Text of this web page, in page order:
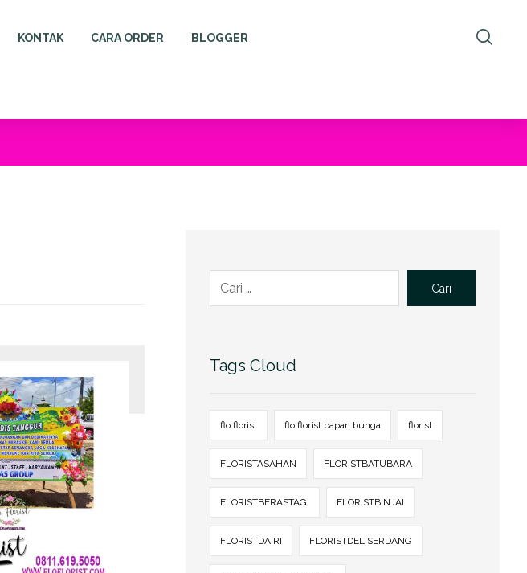
KONTAK CARA ORDER BLOGGER
Cari
Tags Cloud
flo florist flo florist papan bunga florist
FLORISTASAHAN FLORISTBATUBARA
FLORISTBERASTAGI FLORISTBINJAI
FLORISTDAIRI FLORISTDELISERDANG